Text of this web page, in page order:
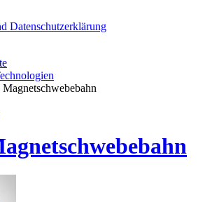
Datenschutzerklärung